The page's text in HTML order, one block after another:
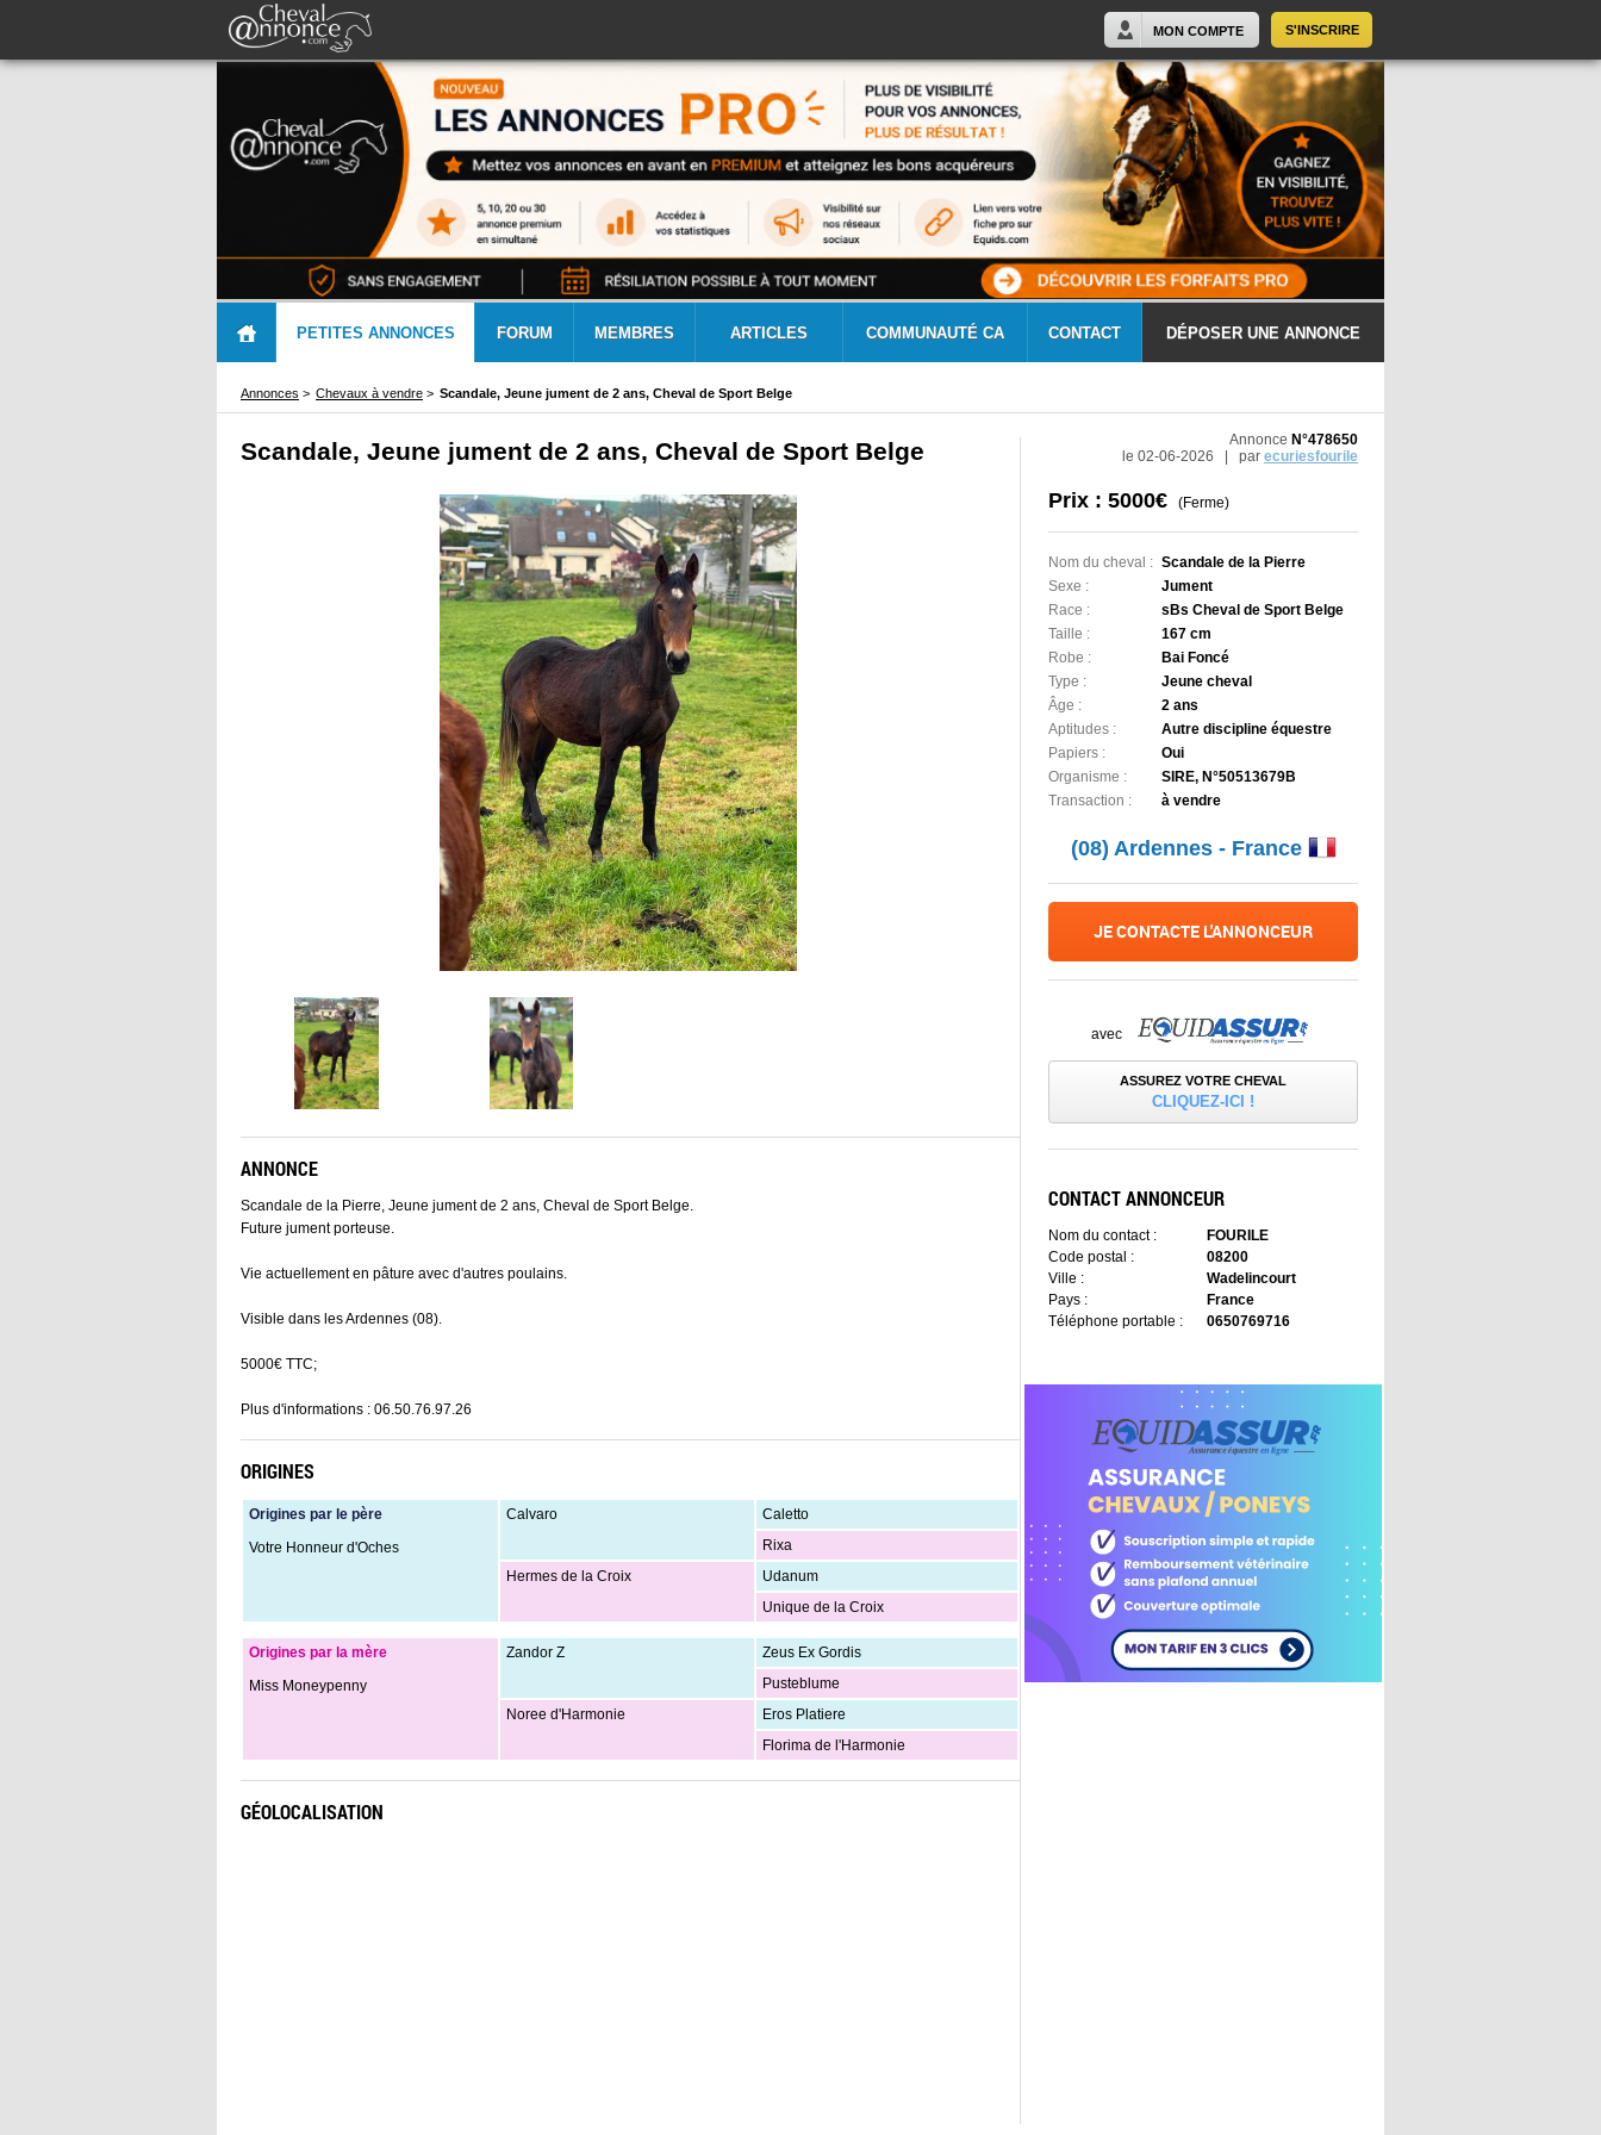
S'INSCRIRE
MON COMPTE
PETITES ANNONCES FORUM MEMBRES ARTICLES COMMUNAUTÉ CA CONTACT DÉPOSER UNE ANNONCE
Annonces > Chevaux à vendre > Scandale, Jeune jument de 2 ans, Cheval de Sport Belge
Scandale, Jeune jument de 2 ans, Cheval de Sport Belge
ANNONCE
Scandale de la Pierre, Jeune jument de 2 ans, Cheval de Sport Belge.
Future jument porteuse.
Vie actuellement en pâture avec d'autres poulains.
Visible dans les Ardennes (08).
5000€ TTC;
Plus d'informations : 06.50.76.97.26
ORIGINES
Origines par le père
Votre Honneur d'Oches
Calvaro
Caletto
Rixa
Hermes de la Croix
Udanum
Unique de la Croix
Origines par la mère
Miss Moneypenny
Zandor Z
Zeus Ex Gordis
Pusteblume
Noree d'Harmonie
Eros Platiere
Florima de l'Harmonie
GÉOLOCALISATION
Annonce N°478650
le 02-06-2026 | par ecuriesfourile
Prix : 5000€ (Ferme)
Nom du cheval : Scandale de la Pierre
Sexe :
Jument
Race :
sBs Cheval de Sport Belge
Taille :
167 cm
Robe :
Bai Foncé
Type :
Jeune cheval
Âge :
2 ans
Aptitudes :
Autre discipline équestre
Papiers :
Oui
Organisme :
SIRE, N°50513679B
Transaction :
à vendre
(08) Ardennes - France
JE CONTACTE L'ANNONCEUR
avec
ASSUREZ VOTRE CHEVAL
CLIQUEZ-ICI !
CONTACT ANNONCEUR
Nom du contact :
FOURILE
Code postal :
08200
Ville :
Wadelincourt
Pays :
France
Téléphone portable :
0650769716